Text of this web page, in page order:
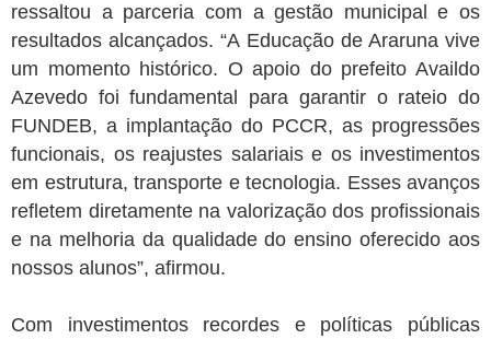
ressaltou a parceria com a gestão municipal e os
resultados alcançados. “A Educação de Araruna vive
um momento histórico. O apoio do prefeito Availdo
Azevedo foi fundamental para garantir o rateio do
FUNDEB, a implantação do PCCR, as progressões
funcionais, os reajustes salariais e os investimentos
em estrutura, transporte e tecnologia. Esses avanços
refletem diretamente na valorização dos profissionais
e na melhoria da qualidade do ensino oferecido aos
nossos alunos”, afirmou.
Com investimentos recordes e políticas públicas